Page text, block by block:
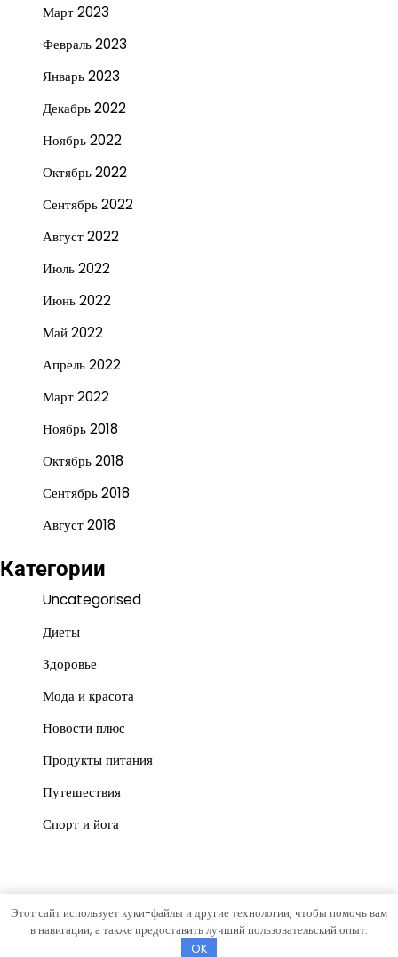
Март 2023
Февраль 2023
Январь 2023
Декабрь 2022
Ноябрь 2022
Октябрь 2022
Сентябрь 2022
Август 2022
Июль 2022
Июнь 2022
Май 2022
Апрель 2022
Март 2022
Ноябрь 2018
Октябрь 2018
Сентябрь 2018
Август 2018
Категории
Uncategorised
Диеты
Здоровье
Мода и красота
Новости плюс
Продукты питания
Путешествия
Спорт и йога
Copyright © 2026Красота и пользаТема News Store от
Этот сайт использует куки-файлы и другие технологии, чтобы помочь вам
в навигации, а также предоставить лучший пользовательский опыт.
OK